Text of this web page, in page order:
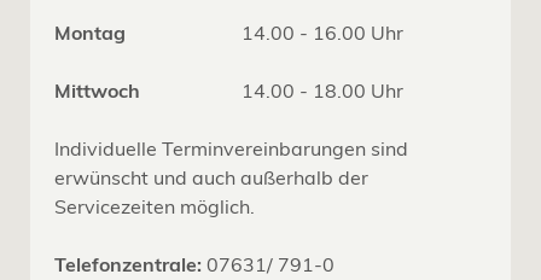
Montag 14.00 - 16.00 Uhr
Mittwoch 14.00 - 18.00 Uhr
Individuelle Terminvereinbarungen sind
erwünscht und auch außerhalb der
Servicezeiten möglich.
Telefonzentrale: 07631/ 791-0